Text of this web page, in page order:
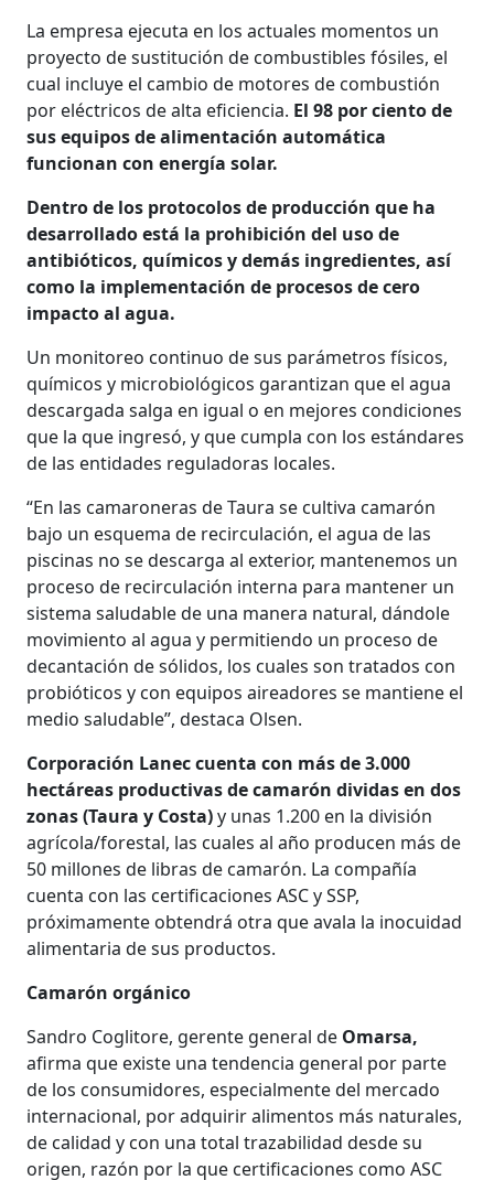
La empresa ejecuta en los actuales momentos un
proyecto de sustitución de combustibles fósiles, el
cual incluye el cambio de motores de combustión
por eléctricos de alta eficiencia. El 98 por ciento de
sus equipos de alimentación automática
funcionan con energía solar.
Dentro de los protocolos de producción que ha
desarrollado está la prohibición del uso de
antibióticos, químicos y demás ingredientes, así
como la implementación de procesos de cero
impacto al agua.
Un monitoreo continuo de sus parámetros físicos,
químicos y microbiológicos garantizan que el agua
descargada salga en igual o en mejores condiciones
que la que ingresó, y que cumpla con los estándares
de las entidades reguladoras locales.
“En las camaroneras de Taura se cultiva camarón
bajo un esquema de recirculación, el agua de las
piscinas no se descarga al exterior, mantenemos un
proceso de recirculación interna para mantener un
sistema saludable de una manera natural, dándole
movimiento al agua y permitiendo un proceso de
decantación de sólidos, los cuales son tratados con
probióticos y con equipos aireadores se mantiene el
medio saludable”, destaca Olsen.
Corporación Lanec cuenta con más de 3.000
hectáreas productivas de camarón dividas en dos
zonas (Taura y Costa)y unas 1.200 en la división
agrícola/forestal, las cuales al año producen más de
50 millones de libras de camarón. La compañía
cuenta con las certificaciones ASC y SSP,
próximamente obtendrá otra que avala la inocuidad
alimentaria de sus productos.
Camarón orgánico
Sandro Coglitore, gerente general de Omarsa,
afirma que existe una tendencia general por parte
de los consumidores, especialmente del mercado
internacional, por adquirir alimentos más naturales,
de calidad y con una total trazabilidad desde su
origen, razón por la que certificaciones como ASC